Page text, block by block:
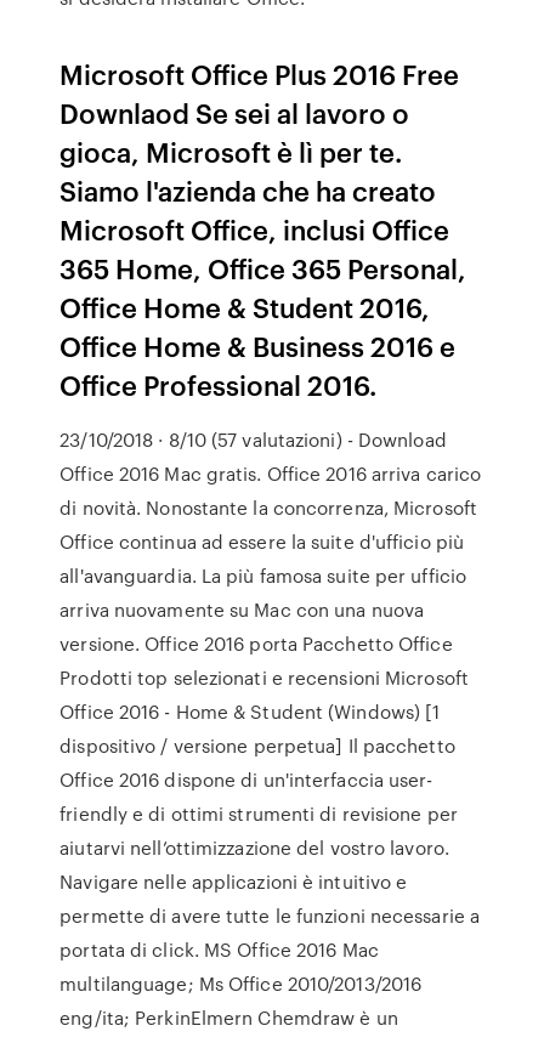
Microsoft Office Plus 2016 Free
Downlaod Se sei al lavoro o
gioca, Microsoft è lì per te.
Siamo l'azienda che ha creato
Microsoft Office, inclusi Office
365 Home, Office 365 Personal,
Office Home & Student 2016,
Office Home & Business 2016 e
Office Professional 2016.
23/10/2018 · 8/10 (57 valutazioni) - Download
Office 2016 Mac gratis. Office 2016 arriva carico
di novità. Nonostante la concorrenza, Microsoft
Office continua ad essere la suite d'ufficio più
all'avanguardia. La più famosa suite per ufficio
arriva nuovamente su Mac con una nuova
versione. Office 2016 porta Pacchetto Office
Prodotti top selezionati e recensioni Microsoft
Office 2016 - Home & Student (Windows) [1
dispositivo / versione perpetua] Il pacchetto
Office 2016 dispone di un'interfaccia user-
friendly e di ottimi strumenti di revisione per
aiutarvi nell’ottimizzazione del vostro lavoro.
Navigare nelle applicazioni è intuitivo e
permette di avere tutte le funzioni necessarie a
portata di click. MS Office 2016 Mac
multilanguage; Ms Office 2010/2013/2016
eng/ita; PerkinElmern Chemdraw è un